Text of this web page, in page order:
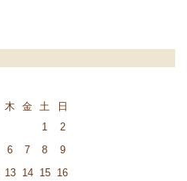
木 金 土
日
1
2
6 7 8
9
13 14 15
16